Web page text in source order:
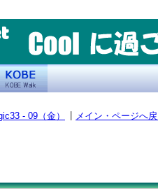
- 09（金） メイン・ページへ